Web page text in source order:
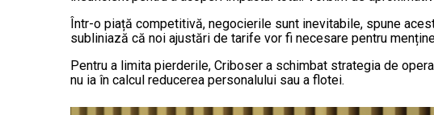
Într-o piață competitivă, negocierile sunt inevitabile, spune
subliniază că noi ajustări de tarife vor fi necesare pentru
Pentru a limita pierderile, Criboser a schimbat strategia de
nu ia în calcul reducerea personalului sau a flotei.